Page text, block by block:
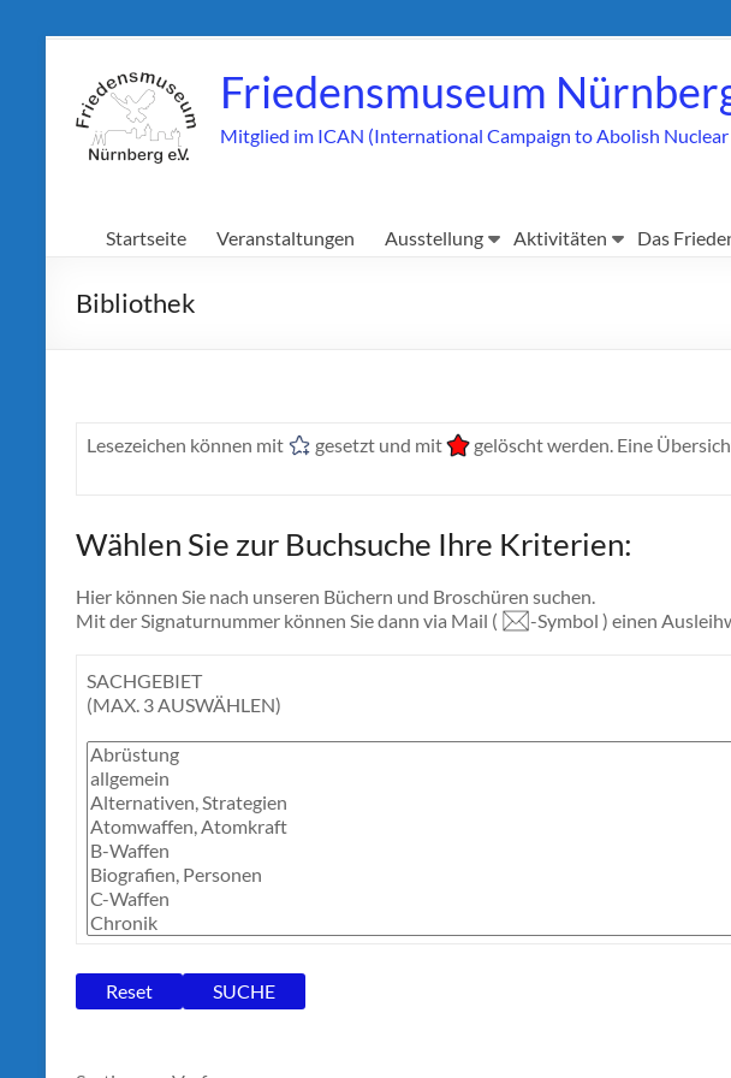
springen
Friedensmuseum
Mitglied im ICAN (International Campaign to Abolish Nuclear
Startseite Veranstaltungen Ausstellung Aktivitäten Das
Bibliothek
Lesezeichen können mit gesetzt und mit gelöscht werden. Eine
Wählen Sie zur Buchsuche Ihre Kriterien:
Hier können Sie nach unseren Büchern und Broschüren suchen.
Mit der Signaturnummer können Sie dann via Mail (
-Symbol ) einen
SACHGEBIET
(MAX. 3 AUSWÄHLEN)